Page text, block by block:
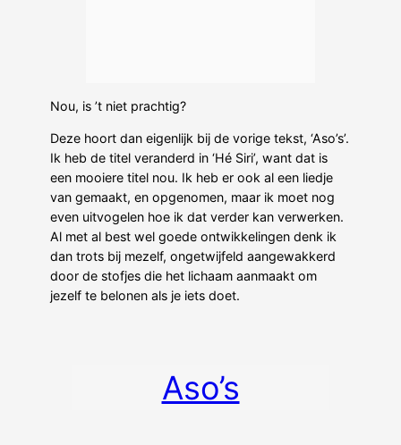
Nou, is ’t niet prachtig?
Deze hoort dan eigenlijk bij de vorige tekst, ‘Aso’s’.
Ik heb de titel veranderd in ‘Hé Siri’, want dat is
een mooiere titel nou. Ik heb er ook al een liedje
van gemaakt, en opgenomen, maar ik moet nog
even uitvogelen hoe ik dat verder kan verwerken.
Al met al best wel goede ontwikkelingen denk ik
dan trots bij mezelf, ongetwijfeld aangewakkerd
door de stofjes die het lichaam aanmaakt om
jezelf te belonen als je iets doet.
Aso’s